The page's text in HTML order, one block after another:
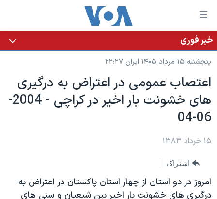
لینکهای
قابل
دسترسی
جهش
محتوای
اصلی
جهش
به
صفحه
جهش
به
جستجو
خانه
نسخه سبک وب‌سایت
موضوع ها
ایران
آمریکا
جهان
ویژه برنامه‌ها
برنامه های تلویزیونی
جدول برنامه ها
صفحه‌های ویژه
۲۵۰سالگی آمریکا
فرکانس‌های صدای آمریکا
خبر فوری
پنجشنبه ۱۵ مرداد ۱۴۰۵ ایران ۲۲:۲۷
اعتصاب عمومی در اعتراض به درگيری
های خشونت بار اخير در کراچی - 2004-
06-04
۱۵ خرداد ۱۳۸۳
اشتراک
امروز در دو استان از چهار استان پاکستان در اعتراض به
درگيری های خشونت بار اخير بين شيعيان و سنی های